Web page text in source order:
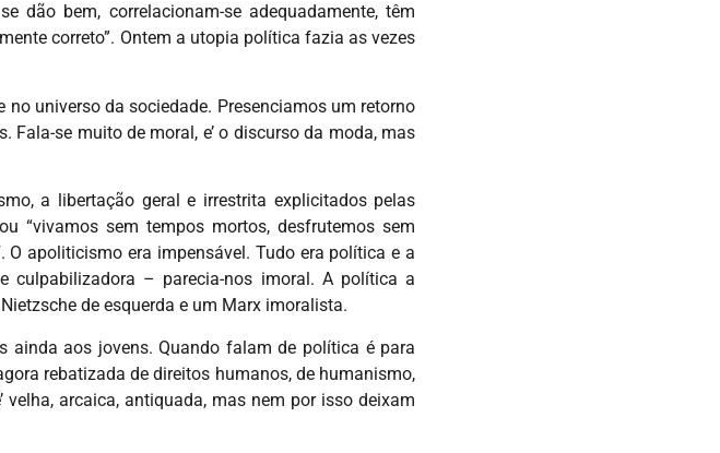
dão bem, correlacionam-se adequadamente, têm
correto”. Ontem a utopia política fazia as vezes
universo da sociedade. Presenciamos um retorno
se muito de moral, e’ o discurso da moda, mas
a libertação geral e irrestrita explicitados pelas
“vivamos sem tempos mortos, desfrutemos sem
apoliticismo era impensável. Tudo era política e a
culpabilizadora – parecia-nos imoral. A política a
de esquerda e um Marx imoralista.
aos jovens. Quando falam de política é para
rebatizada de direitos humanos, de humanismo,
arcaica, antiquada, mas nem por isso deixam